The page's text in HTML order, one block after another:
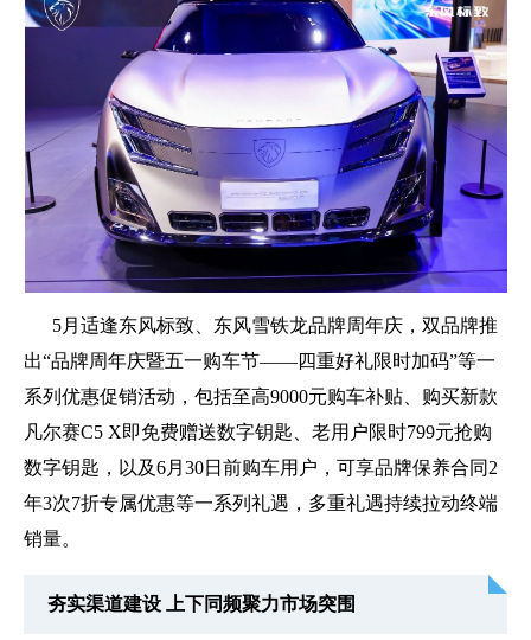
5月适逢东风标致、东风雪铁龙品牌周年庆，双品牌推
出“品牌周年庆暨五一购车节——四重好礼限时加码”等一
系列优惠促销活动，包括至高9000元购车补贴、购买新款
凡尔赛C5 X即免费赠送数字钥匙、老用户限时799元抢购
数字钥匙，以及6月30日前购车用户，可享品牌保养合同2
年3次7折专属优惠等一系列礼遇，多重礼遇持续拉动终端
销量。
夯实渠道建设 上下同频聚力市场突围